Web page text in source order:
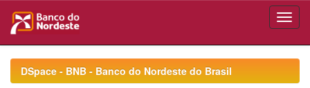
navigationDSpace - BNB - Banco do Nordeste do Brasil